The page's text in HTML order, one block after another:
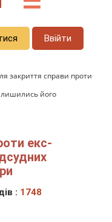
Ввійти
закриття справи проти
лишились його
екс-
: 1748